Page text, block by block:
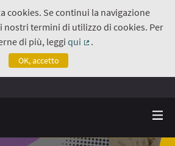
cookies. Se continui la navigazione
nostri termini di utilizzo di cookies. Per
di più, leggiqui
.
OK, accetto